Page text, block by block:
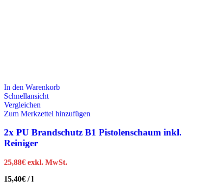
In den Warenkorb
Schnellansicht
Vergleichen
Zum Merkzettel hinzufügen
2x PU Brandschutz B1 Pistolenschaum inkl.
Reiniger
25,88€ exkl. MwSt.
15,40€ /l